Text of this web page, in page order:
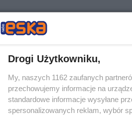
Drogi Użytkowniku,
My, naszych 1162 zaufanych
przechowujemy informacje na
standardowe informacje wysyłane
spersonalizowanych reklam, wybór